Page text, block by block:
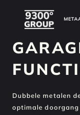
Dubbele metalen
optimale